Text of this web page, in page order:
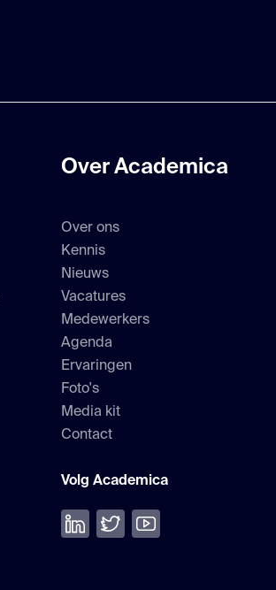
Over Academica
Over ons
Kennis
Nieuws
Vacatures
Medewerkers
Agenda
Ervaringen
Foto's
Media kit
Contact
Volg Academica
Volg ons op LinkedIn
Volg ons op Twitter
Bekijk onze YouTube